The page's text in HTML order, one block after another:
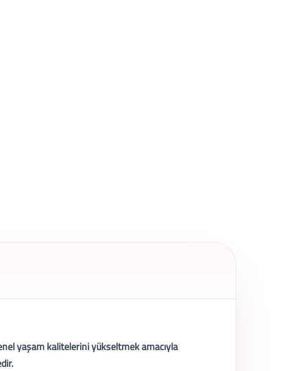
yaşam kalitelerini yükseltmek amacıyla